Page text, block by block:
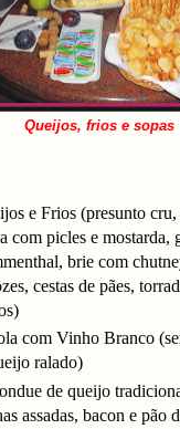
Queijos, frios e sopas
e Frios (presunto cru,
com picles e mostarda,
brie com
cestas de pães,
com Vinho Branco
ralado)
de queijo
assadas, bacon e pão